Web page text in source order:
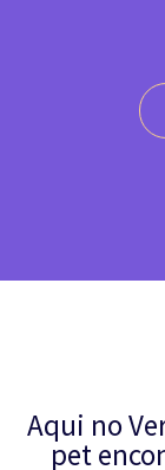
Aqui no
pet